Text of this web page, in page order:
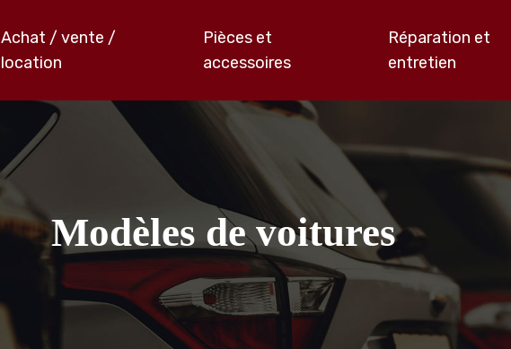
Achat / vente /
location
Pièces et
accessoires
Réparation et
entretien
Modèles de voitures